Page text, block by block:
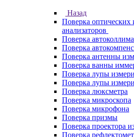
Назад
Поверка оптических
анализаторов
Поверка
Поверка
Поверка антенны
Поверка ванны
Поверка лупы
Поверка лупы
Поверка люксметра
Поверка микроскопа
Поверка микрофона
Поверка призмы
Поверка проектора
Поверка